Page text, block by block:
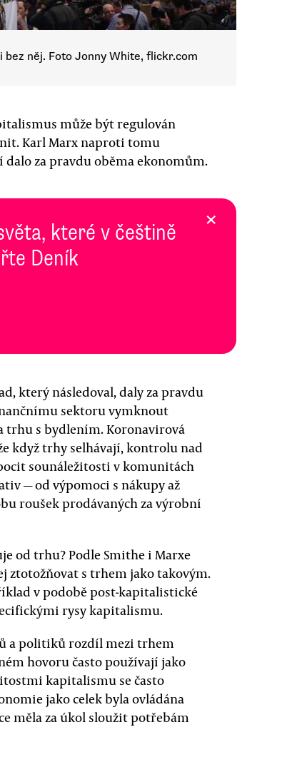
něj. Foto Jonny White, flickr.com
může být regulován
Karl Marx naproti tomu
za pravdu oběma ekonomům.
které v češtině
Deník
×
který následoval, daly za pravdu
sektoru vymknout
s bydlením. Koronavirová
když trhy selhávají, kontrolu nad
sounáležitosti v komunitách
— od výpomoci s nákupy až
roušek prodávaných za výrobní
od trhu? Podle Smithe i Marxe
ztotožňovat s trhem jako takovým.
v podobě post-kapitalistické
rysy kapitalismu.
a politiků rozdíl mezi trhem
hovoru často používají jako
kapitalismu se často
jako celek byla ovládána
měla za úkol sloužit potřebám